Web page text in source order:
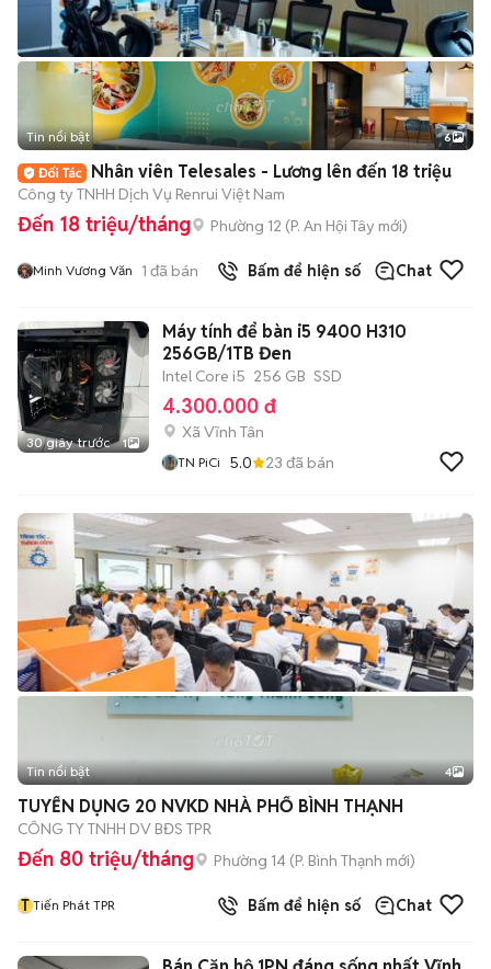
+2
Tin nổi bật 6
Nhân viên Telesales - Lương lên đến 18 triệu
Công ty TNHH Dịch Vụ Renrui Việt Nam
Đến 18 triệu/tháng Phường 12 (P. An Hội Tây mới)
Minh Vương Văn 1 đã bán Bấm để hiện số Chat
30 giây trước 1
Máy tính để bàn i5 9400 H310
256GB/1TB Đen
Intel Core i5 256 GB SSD
4.300.000 đ
Xã Vĩnh Tân
TN PiCi 5.0 23 đã bán
Tin nổi bật 4
TUYỂN DỤNG 20 NVKD NHÀ PHỐ BÌNH THẠNH
CÔNG TY TNHH DV BĐS TPR
Đến 80 triệu/tháng Phường 14 (P. Bình Thạnh mới)
T Tiến Phát TPR Bấm để hiện số Chat